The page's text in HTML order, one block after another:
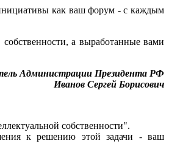
как ваш форум - с каждым
а выработанные вами
Администрации Президента РФ
Иванов Сергей Борисович
собственности".
к решению этой задачи - ваш